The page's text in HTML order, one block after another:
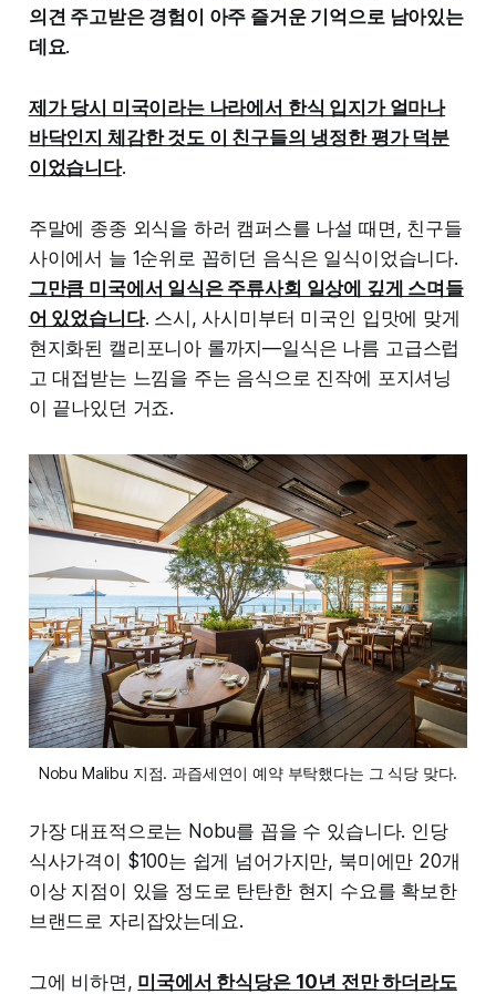
의견 주고받은 경험이 아주 즐거운 기억으로 남아있는
데요.
제가 당시 미국이라는 나라에서 한식 입지가 얼마나
바닥인지 체감한 것도 이 친구들의 냉정한 평가 덕분
이었습니다.
주말에 종종 외식을 하러 캠퍼스를 나설 때면, 친구들
사이에서 늘 1순위로 꼽히던 음식은 일식이었습니다.
그만큼 미국에서 일식은 주류사회 일상에 깊게 스며들
어 있었습니다. 스시, 사시미부터 미국인 입맛에 맞게
현지화된 캘리포니아 롤까지—일식은 나름 고급스럽
고 대접받는 느낌을 주는 음식으로 진작에 포지셔닝
이 끝나있던 거죠.
Nobu Malibu 지점. 과즙세연이 예약 부탁했다는 그 식당 맞다.
가장 대표적으로는 Nobu를 꼽을 수 있습니다. 인당
식사가격이 $100는 쉽게 넘어가지만, 북미에만 20개
이상 지점이 있을 정도로 탄탄한 현지 수요를 확보한
브랜드로 자리잡았는데요.
그에 비하면, 미국에서 한식당은 10년 전만 하더라도